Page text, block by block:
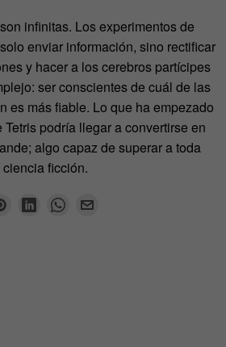
infinitas. Los experimentos de
enviar información, sino rectificar
y hacer a los cerebros partícipes
ser conscientes de cuál de las
es más fiable. Lo que ha empezado
podría llegar a convertirse en
algo capaz de superar a toda
ciencia ficción.